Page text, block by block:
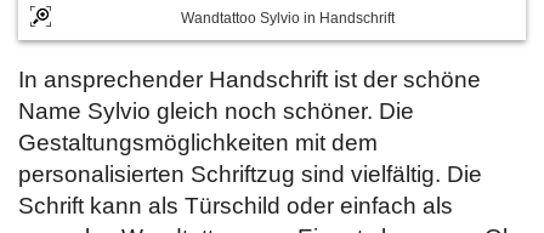
Wandtattoo Sylvio in Handschrift
In ansprechender Handschrift ist der schöne
Name Sylvio gleich noch schöner. Die
Gestaltungsmöglichkeiten mit dem
personalisierten Schriftzug sind vielfältig. Die
Schrift kann als Türschild oder einfach als